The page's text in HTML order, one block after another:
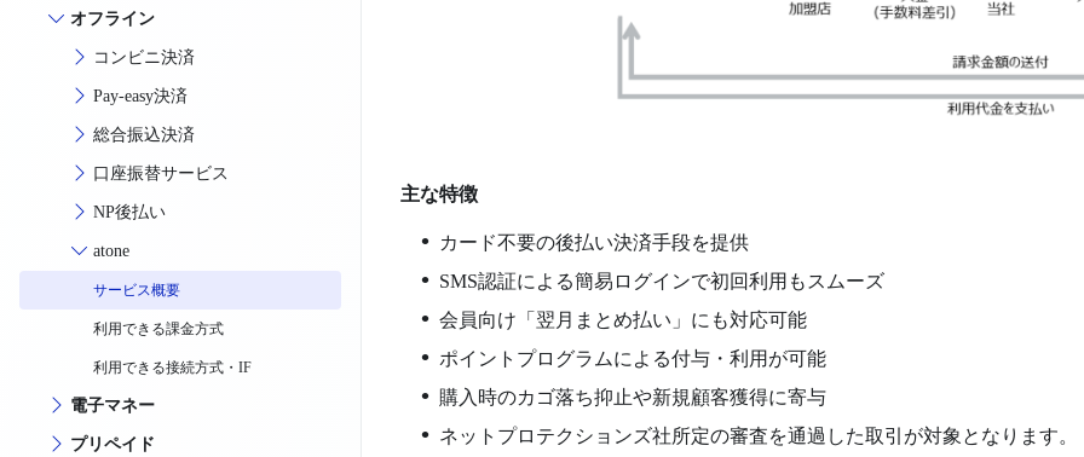
主な特徴
カード不要の後払い決済手段を提供
SMS認証による簡易ログインで初回利用もスムーズ
会員向け「翌月まとめ払い」にも対応可能
ポイントプログラムによる付与・利用が可能
購入時のカゴ落ち抑止や新規顧客獲得に寄与
ネットプロテクションズ社所定の審査を通過した取引が対象となります。
オフライン
コンビニ決済
Pay-easy決済
総合振込決済
口座振替サービス
NP後払い
atone
サービス概要
利用できる課金方式
利用できる接続方式・IF
電子マネー
プリペイド